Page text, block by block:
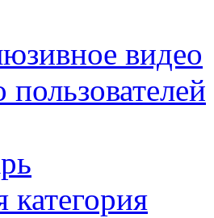
видео
категория